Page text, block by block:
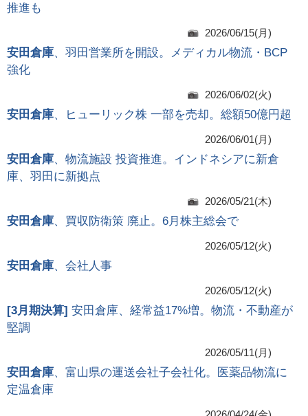
推進も
2026/06/15(月)
安田倉庫、羽田営業所を開設。メディカル物流・BCP
強化
2026/06/02(火)
安田倉庫、ヒューリック株 一部を売却。総額50億円超
2026/06/01(月)
安田倉庫、物流施設 投資推進。インドネシアに新倉
庫、羽田に新拠点
2026/05/21(木)
安田倉庫、買収防衛策 廃止。6月株主総会で
2026/05/12(火)
安田倉庫、会社人事
2026/05/12(火)
[3月期決算] 安田倉庫、経常益17%増。物流・不動産が
堅調
2026/05/11(月)
安田倉庫、富山県の運送会社子会社化。医薬品物流に
定温倉庫